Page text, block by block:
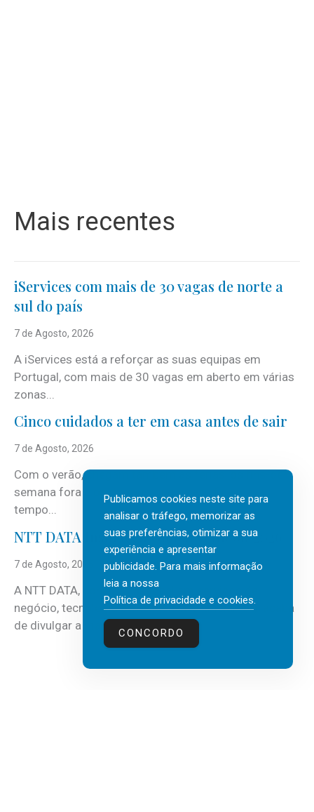
Mais recentes
iServices com mais de 30 vagas de norte a
sul do país
7 de Agosto, 2026
A iServices está a reforçar as suas equipas em
Portugal, com mais de 30 vagas em aberto em várias
zonas...
Cinco cuidados a ter em casa antes de sair
7 de Agosto, 2026
Com o verão, chegam também as férias, os fins-de-
semana fora e os dias em que a casa fica mais
tempo...
NTT DATA Insurtech Global Outlook 2026
7 de Agosto, 2026
A NTT DATA, consultora global em serviços de
negócio, tecnologia e inteligência artificial (IA), acaba
de divulgar a mais recente...
Publicamos cookies neste site para
analisar o tráfego, memorizar as
suas preferências, otimizar a sua
experiência e apresentar
publicidade. Para mais informação
leia a nossa
Política de privacidade e cookies.
CONCORDO